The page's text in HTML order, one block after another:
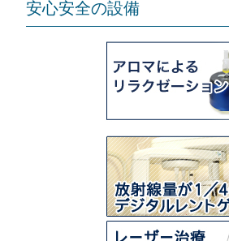
安心安全の設備